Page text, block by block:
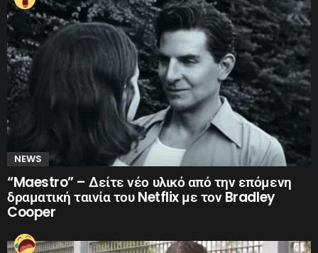
NEWS
“Maestro” – Δείτε νέο υλικό από την επόμενη
δραματική ταινία του Netflix με τον Bradley
Cooper